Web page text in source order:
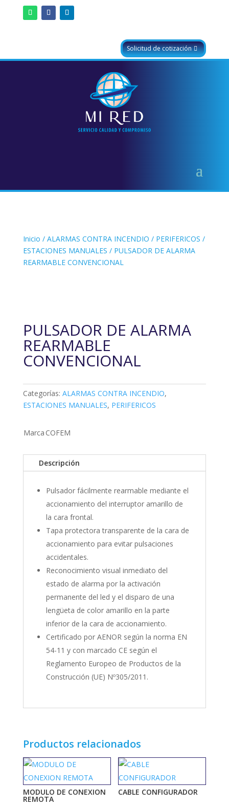
Solicitud de cotización
Inicio / ALARMAS CONTRA INCENDIO / PERIFERICOS /
ESTACIONES MANUALES / PULSADOR DE ALARMA
REARMABLE CONVENCIONAL
PULSADOR DE ALARMA
REARMABLE
CONVENCIONAL
Categorías: ALARMAS CONTRA INCENDIO,
ESTACIONES MANUALES, PERIFERICOS
Marca COFEM
Descripción
Pulsador fácilmente rearmable mediante el
accionamiento del interruptor amarillo de
la cara frontal.
Tapa protectora transparente de la cara de
accionamiento para evitar pulsaciones
accidentales.
Reconocimiento visual inmediato del
estado de alarma por la activación
permanente del led y el disparo de una
lengüeta de color amarillo en la parte
inferior de la cara de accionamiento.
Certificado por AENOR según la norma EN
54-11 y con marcado CE según el
Reglamento Europeo de Productos de la
Construcción (UE) Nº305/2011.
Productos relacionados
MODULO DE CONEXION
REMOTA
CABLE CONFIGURADOR